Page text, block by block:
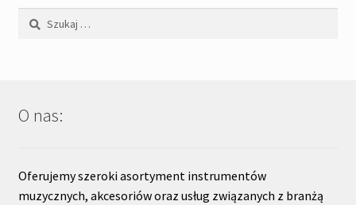
Szukaj:
O nas:
Oferujemy szeroki asortyment instrumentów
muzycznych, akcesoriów oraz usług związanych z branżą